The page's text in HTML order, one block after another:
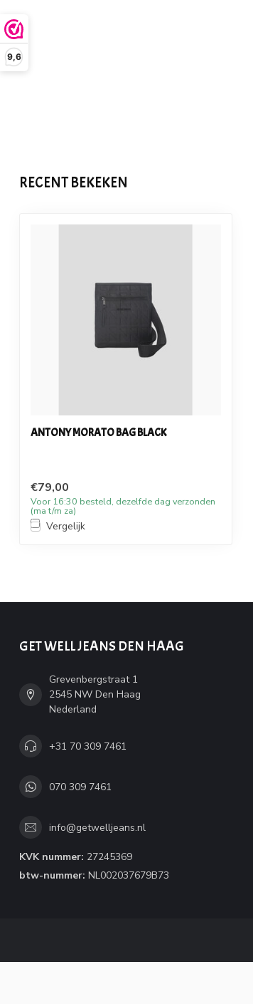
9,6
RECENT BEKEKEN
ANTONY MORATO BAG BLACK
€79,00
Voor 16:30 besteld, dezelfde dag verzonden
(ma t/m za)
Vergelijk
GET WELL JEANS DEN HAAG
Grevenbergstraat 1
2545 NW Den Haag
Nederland
+31 70 309 7461
070 309 7461
info@getwelljeans.nl
KVK nummer: 27245369
btw-nummer: NL002037679B73